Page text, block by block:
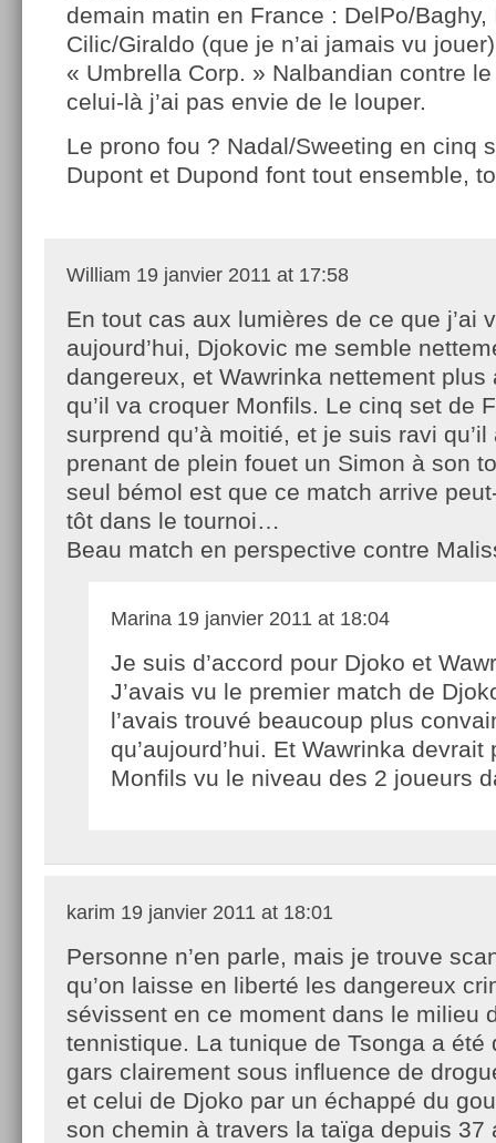
demain matin en France : DelPo/
Cilic/Giraldo (que je n’ai jamais vu
« Umbrella Corp. » Nalbandian contre
celui-là j’ai pas envie de le louper.
Le prono fou ? Nadal/Sweeting en cinq
Dupont et Dupond font tout ensemble,
William 19 janvier 2011 at 17:58
En tout cas aux lumières de ce que j’ai
aujourd’hui, Djokovic me semble
dangereux, et Wawrinka nettement plus
qu’il va croquer Monfils. Le cinq set de
surprend qu’à moitié, et je suis ravi
prenant de plein fouet un Simon à son
seul bémol est que ce match arrive
tôt dans le tournoi…
Beau match en perspective contre
Marina 19 janvier 2011 at 18:04
Je suis d’accord pour Djoko et
J’avais vu le premier match de
l’avais trouvé beaucoup plus
qu’aujourd’hui. Et Wawrinka
Monfils vu le niveau des 2 joueurs
karim 19 janvier 2011 at 18:01
Personne n’en parle, mais je trouve
qu’on laisse en liberté les dangereux
sévissent en ce moment dans le milieu
tennistique. La tunique de Tsonga a été
gars clairement sous influence de
et celui de Djoko par un échappé du
son chemin à travers la taïga depuis 37